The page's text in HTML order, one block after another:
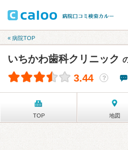
« 病院TOP
いちかわ歯科クリニック
3.44 ？
TOP 地図